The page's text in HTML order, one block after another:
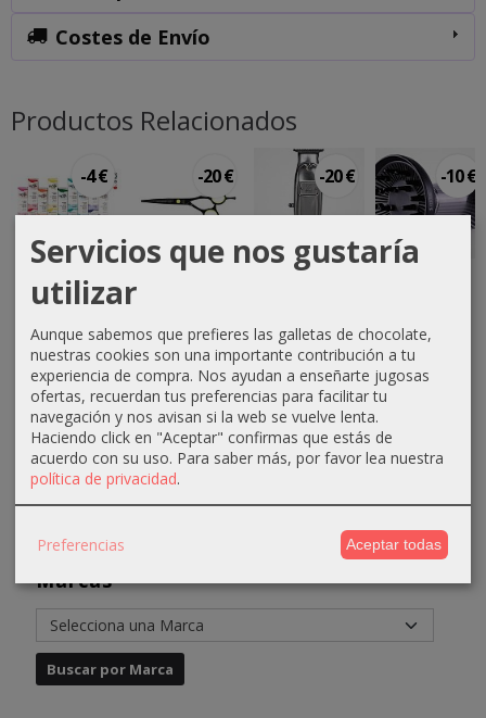
Marcas
Costes de Envío
Productos Relacionados
-4 €
Mascarilla
de color
Kosswell
6,45 €
9,95 €
-20 €
6"
51,40 €
71,40 €
-20 €
de
Contorno...
39,90 €
59,90 €
-10 €
Rizzi Dryer
29,90 €
39,90 €
Servicios que nos gustaría
utilizar
Aunque sabemos que prefieres las galletas de chocolate,
nuestras cookies son una importante contribución a tu
experiencia de compra. Nos ayudan a enseñarte jugosas
ofertas, recuerdan tus preferencias para facilitar tu
navegación y nos avisan si la web se vuelve lenta.
Haciendo click en "Aceptar" confirmas que estás de
acuerdo con su uso. Para saber más, por favor lea nuestra
política de privacidad.
Preferencias Aceptar todas